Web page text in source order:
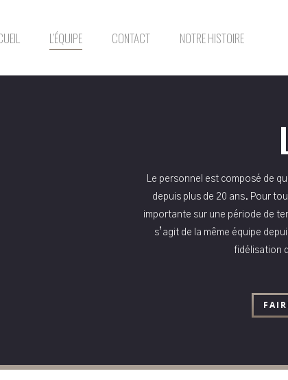
L’ÉQUIPE CONTACT NOTRE HISTOIRE
Le personnel est composé de
depuis plus de 20 ans. Pour
importante sur une période de
s’agit de la même équipe
fidélisation